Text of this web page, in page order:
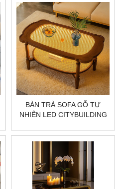
ĐẠI
BÀN TRÀ SOFA GỖ TỰ
NHIÊN LED CITYBUILDING
ÁP CHO PHÒNG KHÁCH